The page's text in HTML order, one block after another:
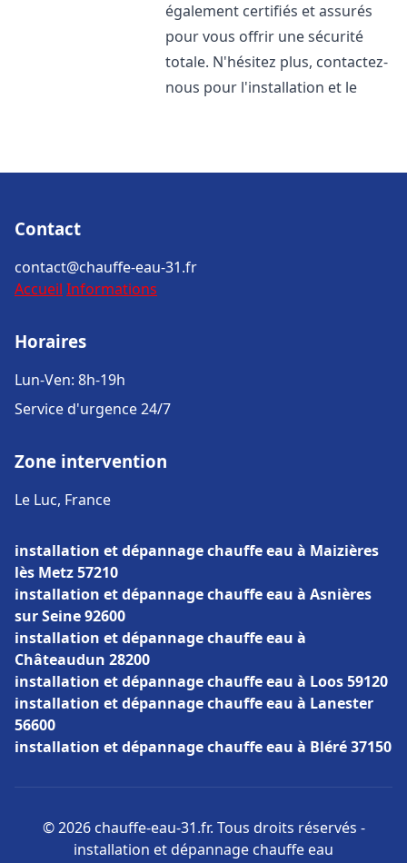
également certifiés et assurés
pour vous offrir une sécurité
totale. N'hésitez plus, contactez-
nous pour l'installation et le
Contact
contact@chauffe-eau-31.fr
Accueil Informations
Horaires
Lun-Ven: 8h-19h
Service d'urgence 24/7
Zone intervention
Le Luc, France
installation et dépannage chauffe eau à Maizières
lès Metz 57210
installation et dépannage chauffe eau à Asnières
sur Seine 92600
installation et dépannage chauffe eau à
Châteaudun 28200
installation et dépannage chauffe eau à Loos 59120
installation et dépannage chauffe eau à Lanester
56600
installation et dépannage chauffe eau à Bléré 37150
© 2026 chauffe-eau-31.fr. Tous droits réservés -
installation et dépannage chauffe eau